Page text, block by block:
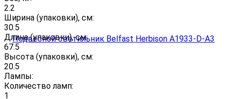
2.2
Ширина (упаковки), см:
30.5
Длина (упаковки), см:
67.5
Высота (упаковки), см:
20.5
Лампы:
Количество ламп:
1